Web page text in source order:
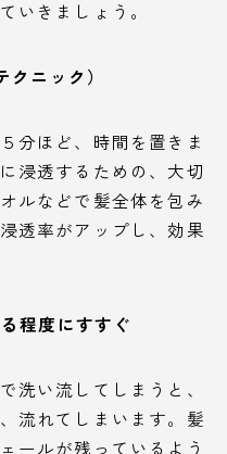
いきましょう。
ニック）
分ほど、時間を置きま
浸透するための、大切
ルなどで髪全体を包み
透率がアップし、効果
程度にすすぐ
洗い流してしまうと、
流れてしまいます。髪
ールが残っているよう